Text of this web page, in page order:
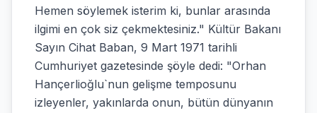
Hemen söylemek isterim ki, bunlar arasında
ilgimi en çok siz çekmektesiniz." Kültür Bakanı
Sayın Cihat Baban, 9 Mart 1971 tarihli
Cumhuriyet gazetesinde şöyle dedi: "Orhan
Hançerlioğlu`nun gelişme temposunu
izleyenler, yakınlarda onun, bütün dünyanın